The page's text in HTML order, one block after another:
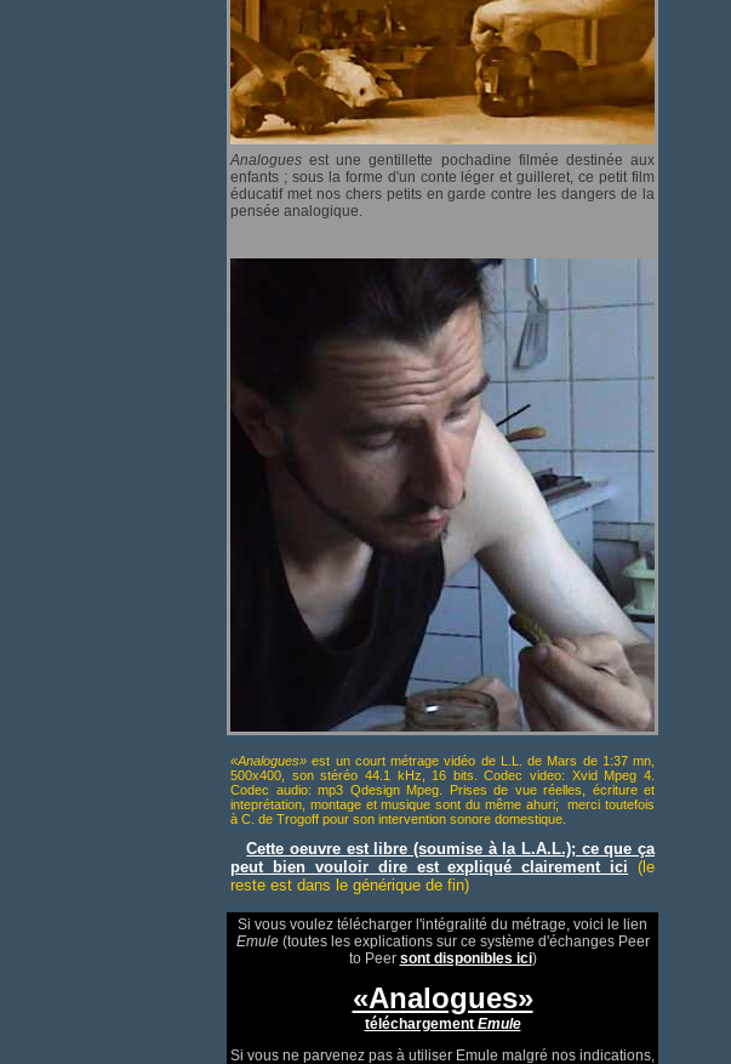
Analogues est une gentillette pochadine filmée destinée aux
enfants ; sous la forme d'un conte léger et guilleret, ce petit film
éducatif met nos chers petits en garde contre les dangers de la
pensée analogique.
«Analogues» est un court métrage vidéo de L.L. de Mars de 1:37 mn,
500x400, son stéréo 44.1 kHz, 16 bits. Codec video: Xvid Mpeg 4.
Codec audio: mp3 Qdesign Mpeg. Prises de vue réelles, écriture et
inteprétation, montage et musique sont du même ahuri; merci toutefois
à C. de Trogoff pour son intervention sonore domestique.
Cette oeuvre est libre (soumise à la L.A.L.); ce que ça
peut bien vouloir dire est expliqué clairement ici (le
reste est dans le générique de fin)
Si vous voulez télécharger l'intégralité du métrage, voici le lien
Emule(toutes les explications sur ce système d'échanges Peer
to Peer sont disponibles ici)
«Analogues»
téléchargement Emule
Si vous ne parvenez pas à utiliser Emule malgré nos indications,